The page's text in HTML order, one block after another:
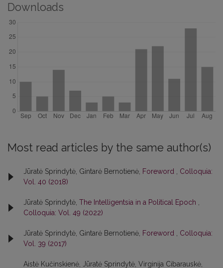
Downloads
Most read articles by the same author(s)
Jūratė Sprindytė, Gintarė Bernotienė, Foreword
Colloquia:
Vol. 40 (2018)
Jūratė Sprindytė, The Intelligentsia in a Political Epoch
Colloquia: Vol. 49 (2022)
Jūratė Sprindytė, Gintarė Bernotienė, Foreword
Colloquia:
Vol. 39 (2017)
Aistė Kučinskienė, Jūratė Sprindytė, Virginija Cibarauskė,